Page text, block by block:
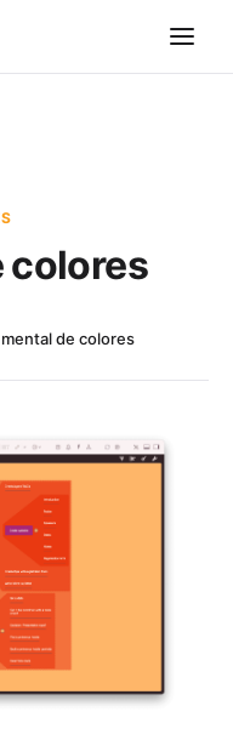
colores
de colores